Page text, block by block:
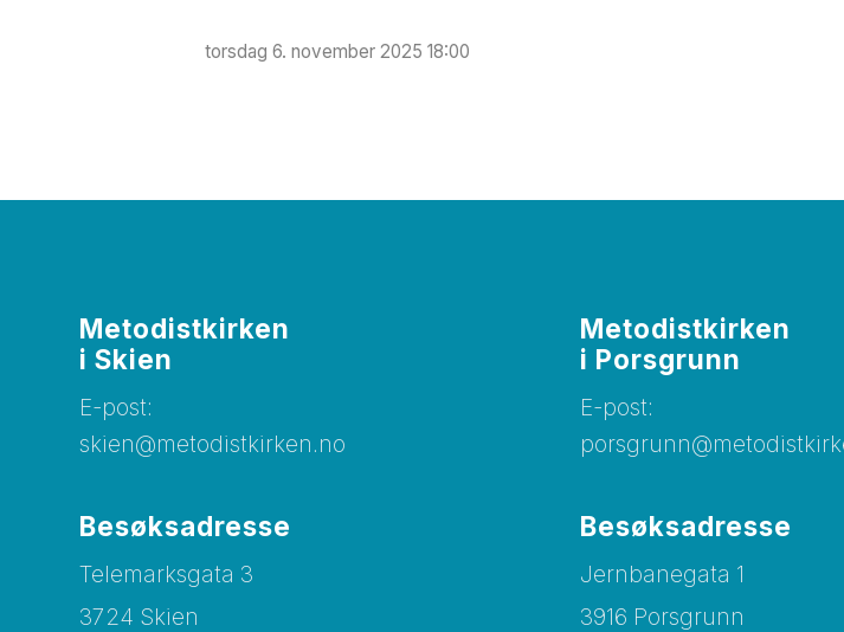
torsdag 6. november 2025 18:00
Metodistkirken
i Skien
E-post:
skien@metodistkirken.no
Besøksadresse
Telemarksgata 3
3724 Skien
Metodistkirke​​​​​​​n
i Porsgrunn
E-post:
Besøksadresse
Jernbanegata 1
3916 Porsgrunn